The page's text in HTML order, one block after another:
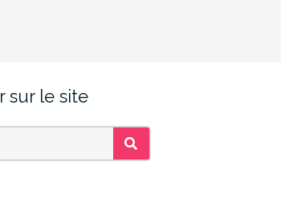
sur le site
SEARCH